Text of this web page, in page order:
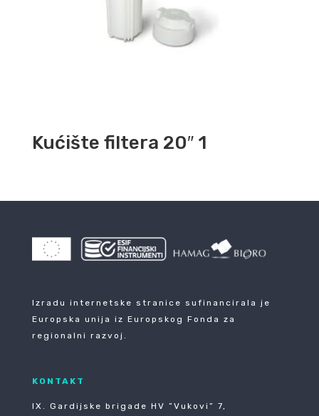
Kućište filtera 20″ 1
Izradu internetske stranice sufinancirala je
Europska unija iz Europskog Fonda za
regionalni razvoj.
KONTAKT
IX. Gardijske brigade HV ”Vukovi” 7,